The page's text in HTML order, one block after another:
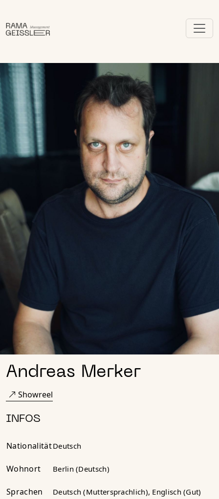
Andreas Merker
Showreel
INFOS
NationalitätDeutsch
Wohnort Berlin (Deutsch)
Sprachen Deutsch (Muttersprachlich), Englisch (Gut)